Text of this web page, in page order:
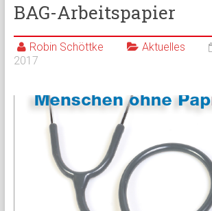
BAG-Arbeitspapier
Robin Schöttke Aktuelles
2017